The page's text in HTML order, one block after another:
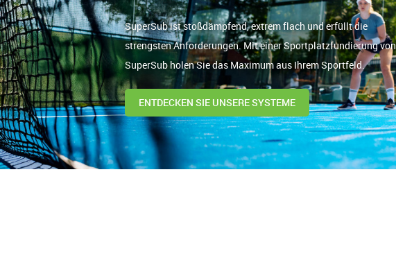
SuperSub ist stoßdämpfend, extrem flach und erfüllt die
strengsten Anforderungen. Mit einer Sportplatzfundierung von
SuperSub holen Sie das Maximum aus Ihrem Sportfeld.
ENTDECKEN SIE UNSERE SYSTEME